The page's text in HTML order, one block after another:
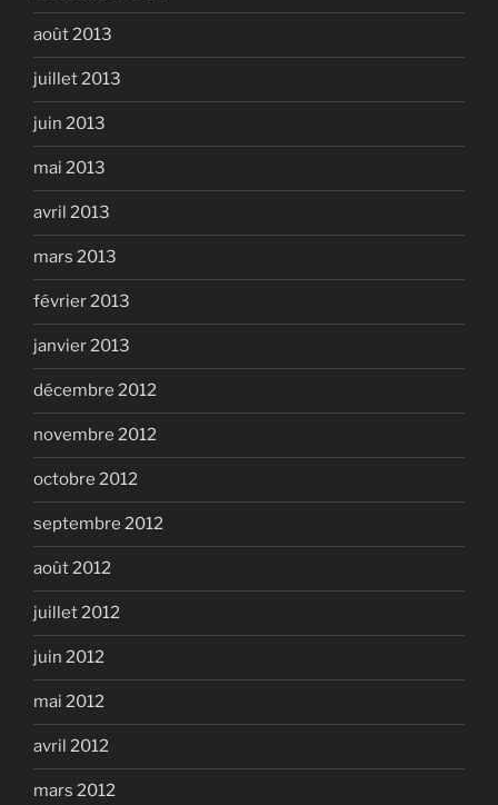
août 2013
juillet 2013
juin 2013
mai 2013
avril 2013
mars 2013
février 2013
janvier 2013
décembre 2012
novembre 2012
octobre 2012
septembre 2012
août 2012
juillet 2012
juin 2012
mai 2012
avril 2012
mars 2012